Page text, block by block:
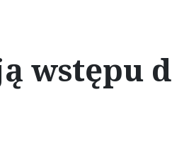
wstępu